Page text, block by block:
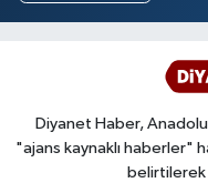
Diyanet Haber,
"ajans kaynaklı haberler"
belirtilerek